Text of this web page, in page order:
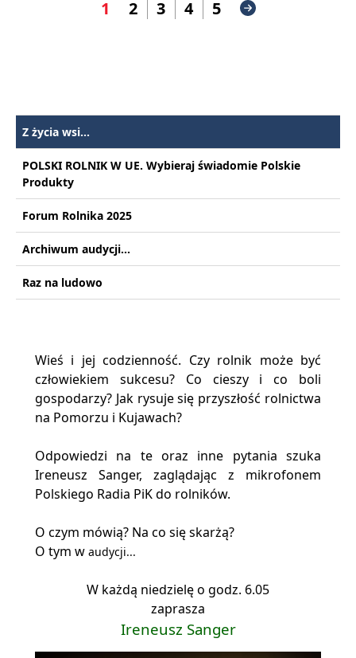
1 2 3 4 5
Z życia wsi...
POLSKI ROLNIK W UE. Wybieraj świadomie Polskie
Produkty
Forum Rolnika 2025
Archiwum audycji...
Raz na ludowo
Wieś i jej codzienność. Czy rolnik może być
człowiekiem sukcesu? Co cieszy i co boli
gospodarzy? Jak rysuje się przyszłość rolnictwa
na Pomorzu i Kujawach?
Odpowiedzi na te oraz inne pytania szuka
Ireneusz Sanger, zaglądając z mikrofonem
Polskiego Radia PiK do rolników.
O czym mówią? Na co się skarżą?
O tym w audycji...
W każdą niedzielę o godz. 6.05
zaprasza
Ireneusz Sanger